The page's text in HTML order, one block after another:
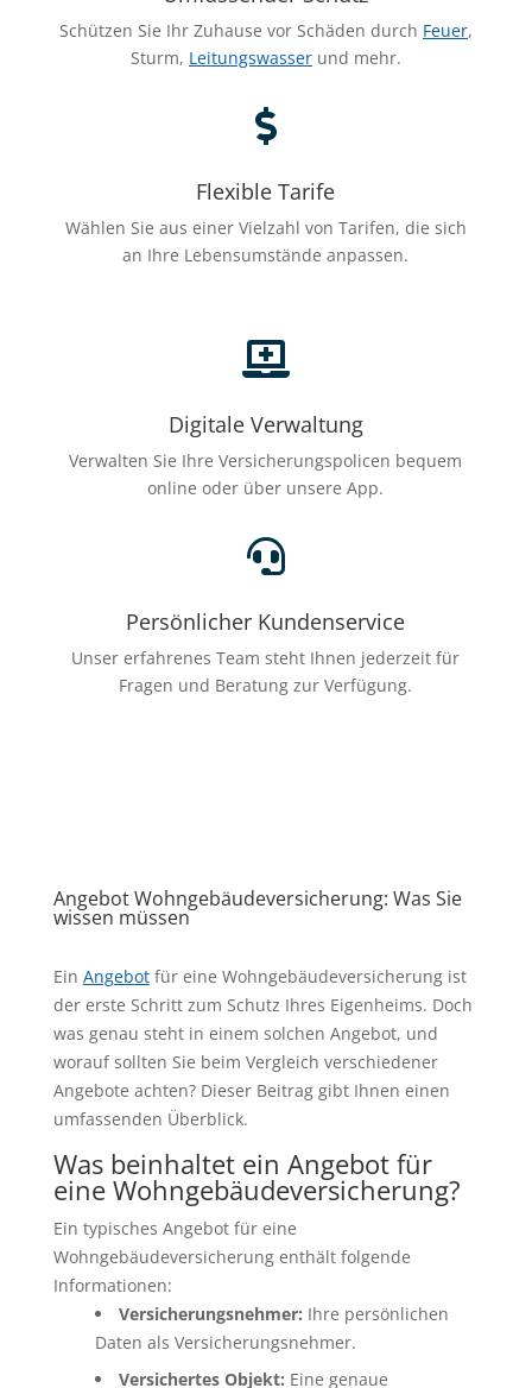
Schützen Sie Ihr Zuhause vor Schäden durch Feuer,
Sturm, Leitungswasserund mehr.

Flexible Tarife
Wählen Sie aus einer Vielzahl von Tarifen, die sich
an Ihre Lebensumstände anpassen.

Digitale Verwaltung
Verwalten Sie Ihre Versicherungspolicen bequem
online oder über unsere App.

Persönlicher Kundenservice
Unser erfahrenes Team steht Ihnen jederzeit für
Fragen und Beratung zur Verfügung.
Angebot Wohngebäudeversicherung: Was Sie
wissen müssen
Ein Angebotfür eine Wohngebäudeversicherung ist
der erste Schritt zum Schutz Ihres Eigenheims. Doch
was genau steht in einem solchen Angebot, und
worauf sollten Sie beim Vergleich verschiedener
Angebote achten? Dieser Beitrag gibt Ihnen einen
umfassenden Überblick.
Was beinhaltet ein Angebot für
eine Wohngebäudeversicherung?
Ein typisches Angebot für eine
Wohngebäudeversicherung enthält folgende
Informationen:
Versicherungsnehmer: Ihre persönlichen
Daten als Versicherungsnehmer.
Versichertes Objekt: Eine genaue